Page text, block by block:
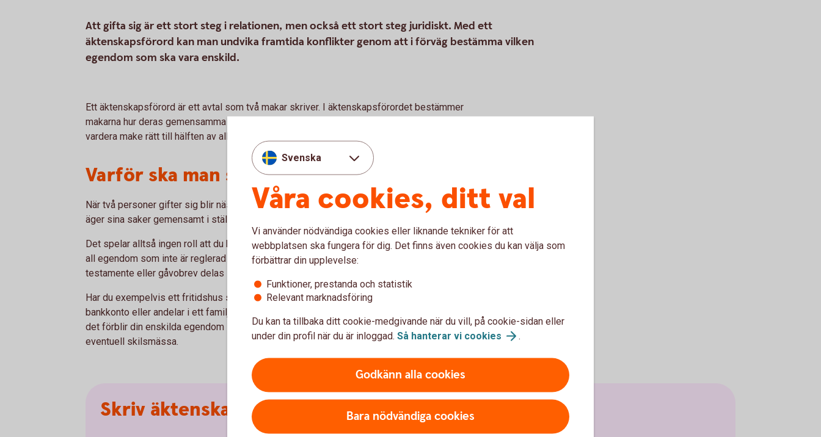
Att gifta sig är ett stort steg i relationen, men också ett stort steg juridiskt. Med ett
äktenskapsförord kan man undvika framtida konflikter genom att i förväg bestämma vilken
egendom som ska vara enskild.
Ett äktenskapsförord är ett avtal som två makar skriver. I äktenskapsförordet bestämmer
makarna hur deras gemensamma ekonomi ska se ut. Skrivs inget äktenskapsförord har
vardera make rätt till hälften av allt de äger om de skiljer sig.
Varför ska man skriva ett äktenskapsförord?
När två personer gifter sig blir nästan allt de äger giftorättsgods. Det innebär att makarna
äger sina saker gemensamt i stället för enskilt.
Det spelar alltså ingen roll att du köpte huset eller startade företaget innan du gifte dig,
all egendom som inte är reglerad som enskild egendom genom ett äktenskapsförord,
testamente eller gåvobrev delas lika mellan dig och din partner vid en skilsmässa.
Har du exempelvis ett fritidshus som länge funnits i släkten, egna besparingar på ett
bankkonto eller andelar i ett familjeföretag, så kan ett äktenskapsförord säkerställa att
det förblir din enskilda egendom som inte behöver delas med din partner vid en
eventuell skilsmässa.
Skriv äktenskapsförord online
Svenska
Våra cookies, ditt val
Vi använder nödvändiga cookies eller liknande tekniker för att
webbplatsen ska fungera för dig. Det finns även cookies du kan välja som
förbättrar din upplevelse:
Funktioner, prestanda och statistik
Relevant marknadsföring
Du kan ta tillbaka ditt cookie-medgivande när du vill, på cookie-sidan eller
under din profil när du är inloggad. Så hanterar vi cookies .
Godkänn alla cookies
Bara nödvändiga cookies